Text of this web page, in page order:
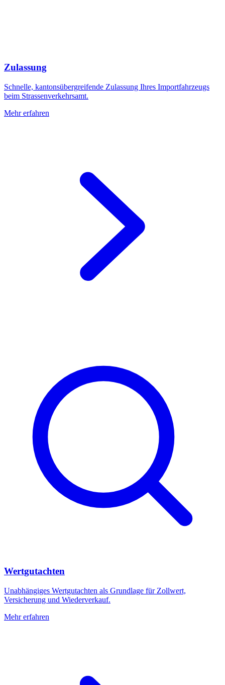
Zulassung
Schnelle, kantonsübergreifende Zulassung Ihres Importfahrzeugs
beim Strassenverkehrsamt.
Mehr erfahren
Wertgutachten
Unabhängiges Wertgutachten als Grundlage für Zollwert,
Versicherung und Wiederverkauf.
Mehr erfahren